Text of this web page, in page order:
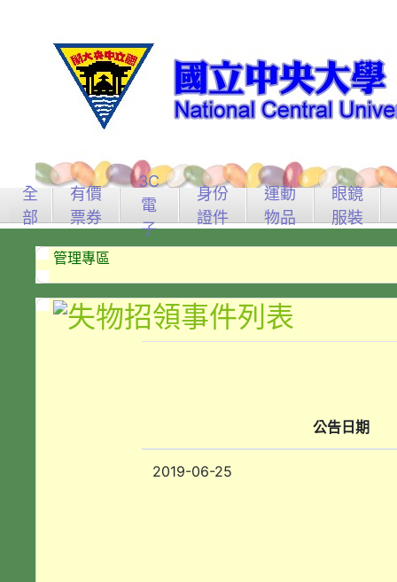
全
部
有價
票券
3C
電
子
身份
證件
運動
物品
眼鏡
服裝
管理專區
公告日期
2019-06-25